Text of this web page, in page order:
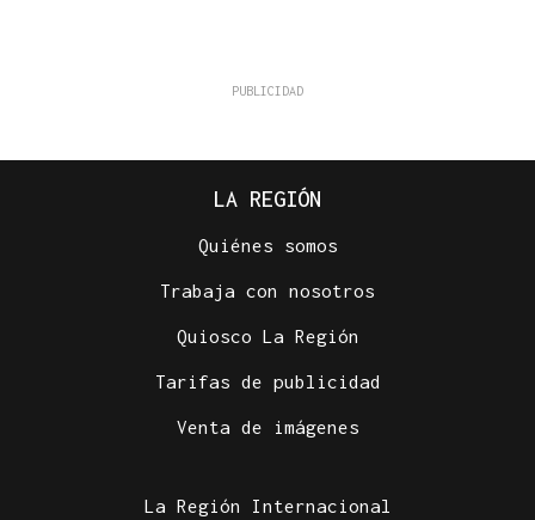
LA REGIÓN
Quiénes somos
Trabaja con nosotros
Quiosco La Región
Tarifas de publicidad
Venta de imágenes
La Región Internacional